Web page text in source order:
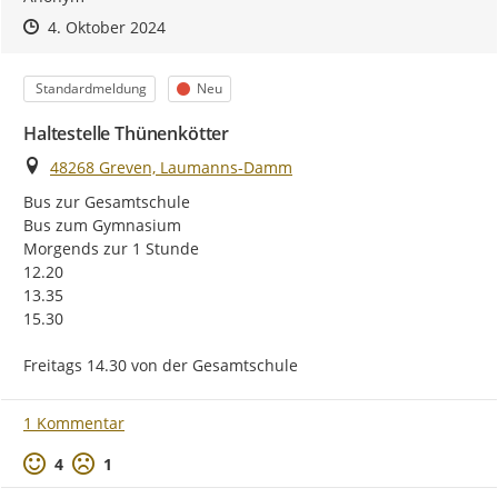
Zeitpunkt des Erstellens
Zeitpunkt des Erstellens
4. Oktober 2024Zur Äußerung
Kategorie
Standardmeldung Status
Neu
Haltestelle Thünenkötter
Ort
48268 Greven, Laumanns-Damm
Bus zur Gesamtschule
Bus zum Gymnasium
Morgends zur 1 Stunde
12.20
13.35
15.30
Freitags 14.30 von der Gesamtschule
1 Kommentar
Positive Bewertung
4 Negative Bewertung
1